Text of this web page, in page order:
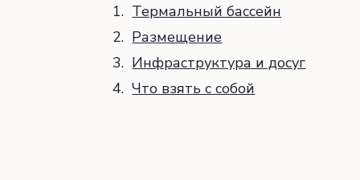
Термальный бассейн
Размещение
Инфраструктура и досуг
Что взять с собой